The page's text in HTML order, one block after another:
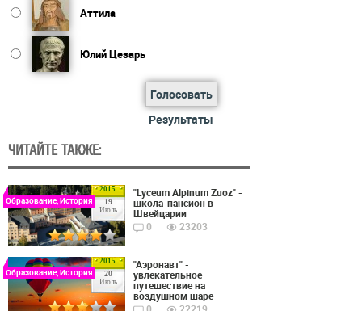
Аттила
Юлий Цезарь
Голосовать
Результаты
ЧИТАЙТЕ ТАКЖЕ:
2015
19
Июль
Образование, История
"Lyceum Alpinum Zuoz" -
школа-пансион в
Швейцарии
0
23203
2015
20
Июль
Образование, История
"Аэронавт" -
увлекательное
путешествие на
воздушном шаре